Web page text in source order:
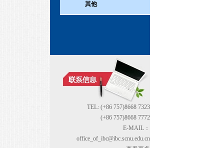
其他
TEL: (+86 757)8668 7323
(+86 757)8668 7772
E-MAIL：
office_of_ibc@ibc.scnu.edu.cn